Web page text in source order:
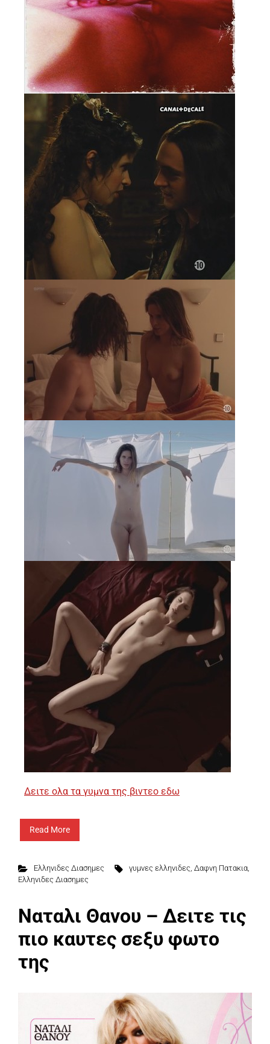
Δειτε ολα τα γυμνα της βιντεο εδω
Read More
Ελληνιδες Διασημες γυμνες ελληνιδες,Δαφνη Πατακια,
Ελληνιδες Διασημες
Ναταλι Θανου – Δειτε τις
πιο καυτες σεξυ φωτο
της